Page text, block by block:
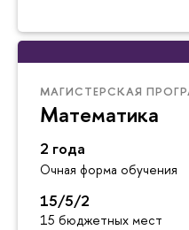
МАГИСТЕРСКАЯ
Математика
2 года
Очная форма обучения
15/5/2
15 бюджетных мест